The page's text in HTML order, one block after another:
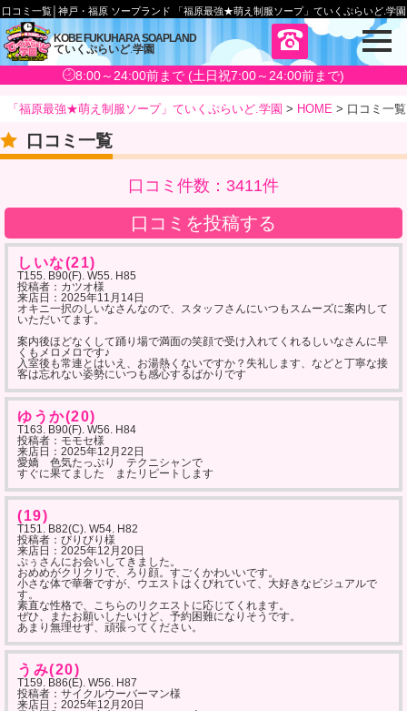
口コミ一覧│神戸・福原 ソープランド 「福原最強★萌え制服ソープ」ていくぷらいど.学園
KOBE FUKUHARA SOAPLAND
ていくぷらいど.学園
8:00～24:00前まで (土日祝7:00～24:00前まで)
メ
ニ
ュ
ー
「福原最強★萌え制服ソープ」ていくぷらいど.学園 > HOME > 口コミ一覧
口コミ一覧
口コミ件数：3411件
口コミを投稿する
しいな(21)
T155. B90(F). W55. H85
投稿者：カツオ様
来店日： 2025年11月14日
オキニ一択のしいなさんなので、スタッフさんにいつもスムーズに案内して
いただいてます。
案内後ほどなくして踊り場で満面の笑顔で受け入れてくれるしいなさんに早
くもメロメロです♪
入室後も常連とはいえ、お湯熱くないですか？失礼します、などと丁寧な接
客は忘れない姿勢にいつも感心するばかりです
ゆうか(20)
T163. B90(F). W56. H84
投稿者：モモセ様
来店日： 2025年12月22日
愛嬌 色気たっぷり テクニシャンで
すぐに果てました またリピートします
(19)
T151. B82(C). W54. H82
投稿者：びりびり様
来店日： 2025年12月20日
ぷぅさんにお会いしてきました。
おめめがクリクリで、ろり顔。すごくかわいいです。
小さな体で華奢ですが、ウエストはくびれていて、大好きなビジュアルで
す。
素直な性格で、こちらのリクエストに応じてくれます。
ぜひ、またお願いしたいけど、予約困難になりそうです。
あまり無理せず、頑張ってください。
うみ(20)
T159. B86(E). W56. H87
投稿者：サイクルウーバーマン様
来店日： 2025年12月20日